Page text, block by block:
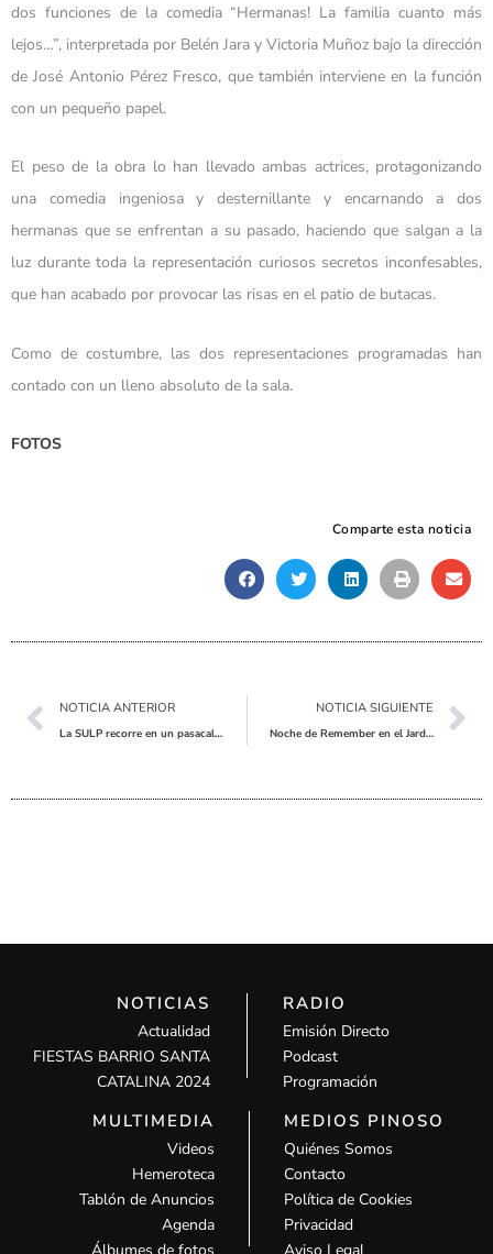
dos funciones de la comedia “Hermanas! La familia cuanto más
lejos…”, interpretada por Belén Jara y Victoria Muñoz bajo la dirección
de José Antonio Pérez Fresco, que también interviene en la función
con un pequeño papel.
El peso de la obra lo han llevado ambas actrices, protagonizando
una comedia ingeniosa y desternillante y encarnando a dos
hermanas que se enfrentan a su pasado, haciendo que salgan a la
luz durante toda la representación curiosos secretos inconfesables,
que han acabado por provocar las risas en el patio de butacas.
Como de costumbre, las dos representaciones programadas han
contado con un lleno absoluto de la sala.
FOTOS
Comparte esta noticia
AntNOTICIA ANTERIOR
La SULP recorre en un pasacalles festero las calles de Pinoso
NOTICIA SIGUIENTE
Noche de Remember en el Jardín Municipal: Un viaje musical a los éxitos del pasado
NOTICIAS
Actualidad
FIESTAS BARRIO SANTA
CATALINA 2024
RADIO
Emisión Directo
Podcast
Programación
MULTIMEDIA
Videos
Hemeroteca
Tablón de Anuncios
Agenda
Álbumes de fotos
MEDIOS PINOSO
Quiénes Somos
Contacto
Política de Cookies
Privacidad
Aviso Legal